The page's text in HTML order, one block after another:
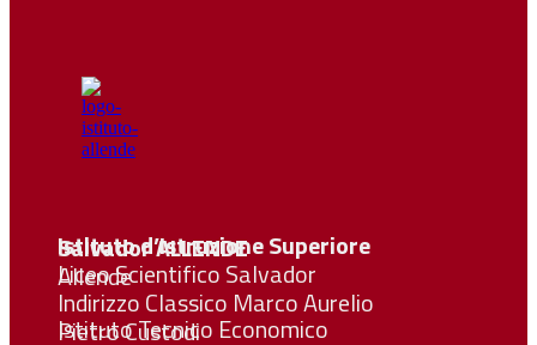
Istituto d’Istruzione Superiore SalvadorALLENDE
Liceo Scientifico Salvador Allende
Indirizzo Classico Marco Aurelio
Istituto Tecnico Economico Pietro Custodi